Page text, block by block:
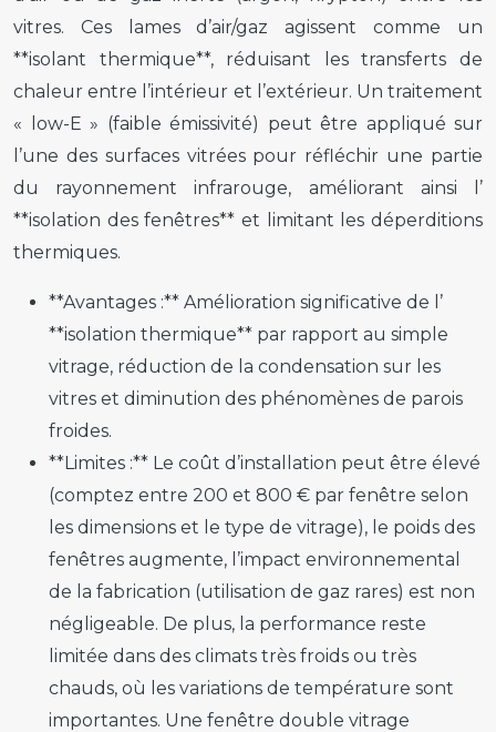
vitres. Ces lames d’air/gaz agissent comme un
**isolant thermique**, réduisant les transferts de
chaleur entre l’intérieur et l’extérieur. Un traitement
« low-E » (faible émissivité) peut être appliqué sur
l’une des surfaces vitrées pour réfléchir une partie
du rayonnement infrarouge, améliorant ainsi l’
**isolation des fenêtres** et limitant les déperditions
thermiques.
**Avantages :** Amélioration significative de l’
**isolation thermique** par rapport au simple
vitrage, réduction de la condensation sur les
vitres et diminution des phénomènes de parois
froides.
**Limites :** Le coût d’installation peut être élevé
(comptez entre 200 et 800 € par fenêtre selon
les dimensions et le type de vitrage), le poids des
fenêtres augmente, l’impact environnemental
de la fabrication (utilisation de gaz rares) est non
négligeable. De plus, la performance reste
limitée dans des climats très froids ou très
chauds, où les variations de température sont
importantes. Une fenêtre double vitrage